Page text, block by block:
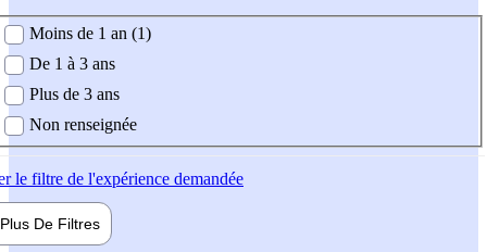
demandée
Moins de 1 an (1)
De 1 à 3 ans
Plus de 3 ans
Non renseignée
le filtre de l'expérience demandée
Plus De Filtres